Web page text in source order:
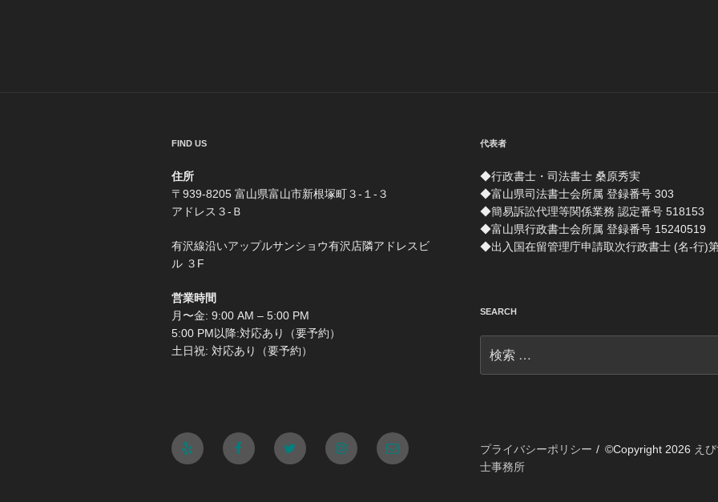
FIND US
住所
〒939-8205 富山県富山市新根塚町３-１-３
アドレス３-Ｂ
有沢線沿いアップルサンショウ有沢店隣アドレスビ
ル ３F
営業時間
月〜金: 9:00 AM – 5:00 PM
5:00 PM以降:対応あり（要予約）
土日祝: 対応あり（要予約）
代表者
◆行政書士・司法書士 桑原秀実
◆富山県司法書士会所属 登録番号 303
◆簡易訴訟代理等関係業務 認定番号 518153
◆富山県行政書士会所属 登録番号 15240519
◆出入国在留管理庁申請取次行政書士 (名-行)
SEARCH
索:
Yelp FacebookTwitter Instagram
メ
プライバシーポリシー ©Copyright 2026 え
士事務所